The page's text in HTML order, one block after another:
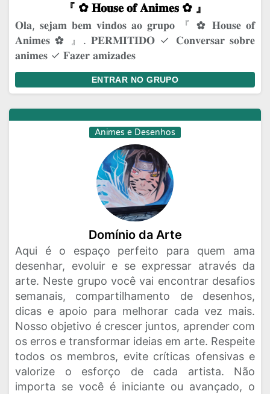
『 ✿⁠ 𝐇𝐨𝐮𝐬𝐞 𝐨𝐟 𝐀𝐧𝐢𝐦𝐞𝐬 ✿⁠ 』
𝐎𝐥𝐚, 𝐬𝐞𝐣𝐚𝐦 𝐛𝐞𝐦 𝐯𝐢𝐧𝐝𝐨𝐬 𝐚𝐨 𝐠𝐫𝐮𝐩𝐨 『 ✿⁠ 𝐇𝐨𝐮𝐬𝐞 𝐨𝐟
𝐀𝐧𝐢𝐦𝐞𝐬 ✿⁠ 』. 𝐏𝐄𝐑𝐌𝐈𝐓𝐈𝐃𝐎 ✓ 𝐂𝐨𝐧𝐯𝐞𝐫𝐬𝐚𝐫 𝐬𝐨𝐛𝐫𝐞
𝐚𝐧𝐢𝐦𝐞𝐬 ✓ 𝐅𝐚𝐳𝐞𝐫 𝐚𝐦𝐢𝐳𝐚𝐝𝐞𝐬
ENTRAR NO GRUPO
Animes e Desenhos
Domínio da Arte
Aqui é o espaço perfeito para quem ama
desenhar, evoluir e se expressar através da
arte. Neste grupo você vai encontrar desafios
semanais, compartilhamento de desenhos,
dicas e apoio para melhorar cada vez mais.
Nosso objetivo é crescer juntos, aprender com
os erros e transformar ideias em arte. Respeite
todos os membros, evite críticas ofensivas e
valorize o esforço de cada artista. Não
importa se você é iniciante ou avançado, o